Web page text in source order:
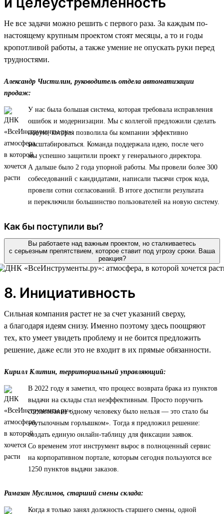
Не все задачи можно решить с первого раза. За каждым по-
настоящему крупным проектом стоят месяцы, а то и годы
кропотливой работы, а также умение не опускать руки перед
трудностями.
Александр Чистилин, руководитель отдела автоматизации
продаж:
У нас была большая система, которая требовала исправления
ошибок и модернизации. Мы с коллегой предложили сделать
новую, которая позволила бы компании эффективно
масштабироваться. Команда поддержала идею, после чего
мы успешно защитили проект у генерального директора.
А дальше было 2 года упорной работы. Мы провели более 300
собеседований с кандидатами, написали тысячи строк кода,
провели сотни согласований. В итоге достигли результата
и переключили большинство пользователей на новую систему.
Как бы поступили вы?
Вы работаете над важным проектом, но сталкиваетесь
с серьезным препятствием, которое ставит под угрозу сроки. Ваша
реакция?
8. Инициативность
Сильная компания растет не за счет указаний сверху,
а благодаря идеям снизу. Именно поэтому здесь поощряют
тех, кто умеет увидеть проблему и не боится предложить
решение, даже если это не входит в их прямые обязанности.
Кирилл Клитин, территориальный управляющий:
В 2022 году я заметил, что процесс возврата брака из пунктов
выдачи на склады стал неэффективным. Просто поручить
согласование одному человеку было нельзя — это стало бы
«бутылочным горлышком». Тогда я предложил решение:
создать единую онлайн-таблицу для фиксации заявок.
Со временем этот инструмент вырос в полноценный сервис
на корпоративном портале, которым сегодня пользуются все
1250 пунктов выдачи заказов.
Рамазан Муслимов, старший смены склада:
Когда я только занял должность старшего смены, одной